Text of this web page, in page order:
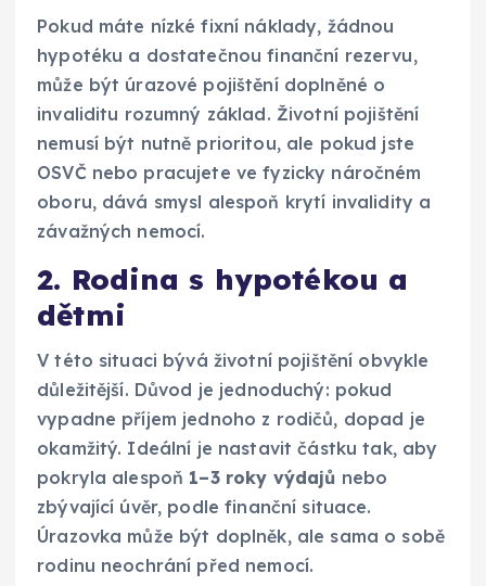
Pokud máte nízké fixní náklady, žádnou
hypotéku a dostatečnou finanční rezervu,
může být úrazové pojištění doplněné o
invaliditu rozumný základ. Životní pojištění
nemusí být nutně prioritou, ale pokud jste
OSVČ nebo pracujete ve fyzicky náročném
oboru, dává smysl alespoň krytí invalidity a
závažných nemocí.
2. Rodina s hypotékou a
dětmi
V této situaci bývá životní pojištění obvykle
důležitější. Důvod je jednoduchý: pokud
vypadne příjem jednoho z rodičů, dopad je
okamžitý. Ideální je nastavit částku tak, aby
pokryla alespoň 1–3 roky výdajů nebo
zbývající úvěr, podle finanční situace.
Úrazovka může být doplněk, ale sama o sobě
rodinu neochrání před nemocí.